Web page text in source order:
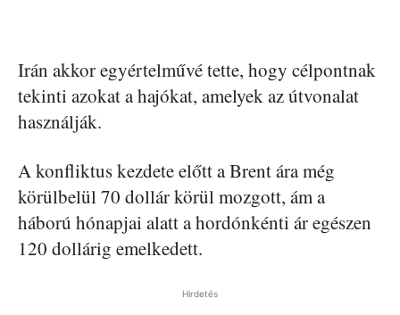
Irán akkor egyértelművé tette, hogy célpontnak
tekinti azokat a hajókat, amelyek az útvonalat
használják.
A konfliktus kezdete előtt a Brent ára még
körülbelül 70 dollár körül mozgott, ám a
háború hónapjai alatt a hordónkénti ár egészen
120 dollárig emelkedett.
Hirdetés